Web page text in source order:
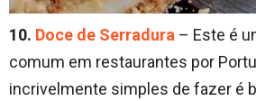
10. Doce de Serradura – Este é
comum em restaurantes por
incrivelmente simples de fazer é